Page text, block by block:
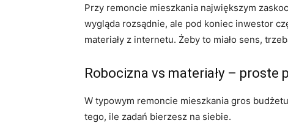
Przy remoncie mieszkania największym
wygląda rozsądnie, ale pod koniec inwestor
materiały z internetu. Żeby to miało sens,
Robocizna vs materiały – proste
W typowym remoncie mieszkania gros
tego, ile zadań bierzesz na siebie.